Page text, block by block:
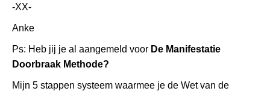
-XX-
Anke
Ps: Heb jij je al aangemeld voor De Manifestatie
Doorbraak Methode?
Mijn 5 stappen systeem waarmee je de Wet van de